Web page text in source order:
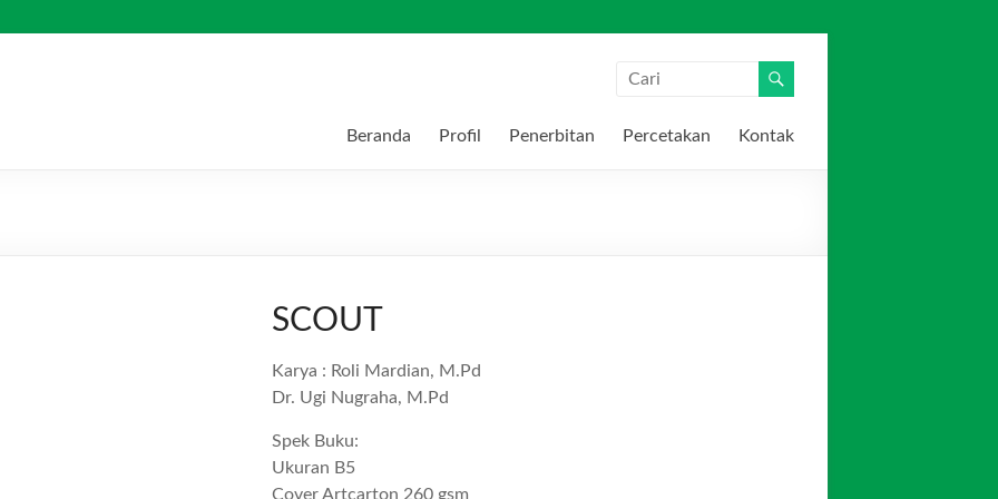
Beranda Profil Penerbitan Percetakan Kontak
SCOUT
Karya : Roli Mardian, M.Pd
Dr. Ugi Nugraha, M.Pd
Spek Buku:
Ukuran B5
Cover Artcarton 260 gsm